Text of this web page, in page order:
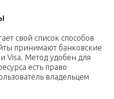
свой список способов
принимают банковские
Visa. Метод удобен для
есть право
владельцем